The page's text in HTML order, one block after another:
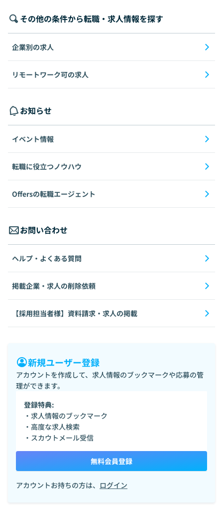
その他の条件から転職・求人情報を探す
企業別の求人
リモートワーク可の求人
お知らせ
イベント情報
転職に役立つノウハウ
Offersの転職エージェント
お問い合わせ
ヘルプ・よくある質問
掲載企業・求人の削除依頼
【採用担当者様】資料請求・求人の掲載
新規ユーザー登録
アカウントを作成して、求人情報のブックマークや応募の管
理ができます。
登録特典:
・求人情報のブックマーク
・高度な求人検索
・スカウトメール受信
無料会員登録
アカウントお持ちの方は、 ログイン